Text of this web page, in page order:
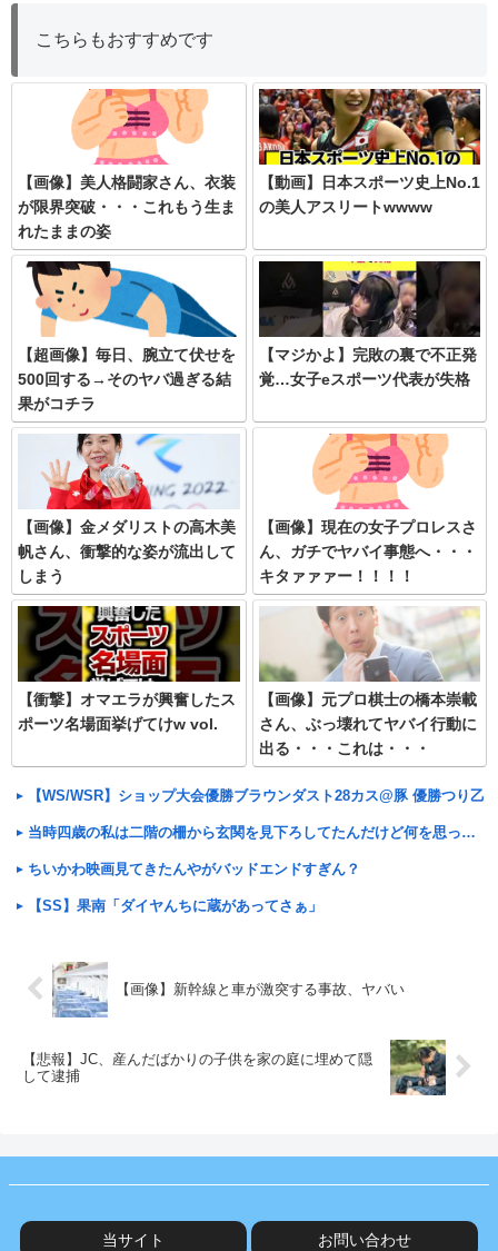
こちらもおすすめです
【画像】美人格闘家さん、衣装
が限界突破・・・これもう生ま
れたままの姿
【動画】日本スポーツ史上No.1
の美人アスリートwwww
【超画像】毎日、腕立て伏せを
500回する→そのヤバ過ぎる結
果がコチラ
【マジかよ】完敗の裏で不正発
覚…女子eスポーツ代表が失格
【画像】金メダリストの高木美
帆さん、衝撃的な姿が流出して
しまう
【画像】現在の女子プロレスさ
ん、ガチでヤバイ事態へ・・・
キタァァァー！！！！
【衝撃】オマエラが興奮したス
ポーツ名場面挙げてけw vol.
【画像】元プロ棋士の橋本崇載
さん、ぶっ壊れてヤバイ行動に
出る・・・これは・・・
【WS/WSR】ショップ大会優勝ブラウンダスト28カス@豚 優勝つり乙
当時四歳の私は二階の柵から玄関を見下ろしてたんだけど何を思ったのかその柵に顔を突っ込み抜けなくなってしまった
ちいかわ映画見てきたんやがバッドエンドすぎん？
【SS】果南「ダイヤんちに蔵があってさぁ」
【画像】新幹線と車が激突する事故、ヤバい
【悲報】JC、産んだばかりの子供を家の庭に埋めて隠
して逮捕
当サイト お問い合わせ